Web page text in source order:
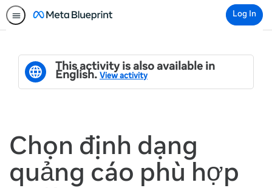
Log In
This activity is also available in
English. View activity
Chọn định dạng
quảng cáo phù hợp